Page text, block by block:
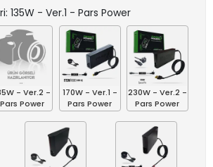
135W - Ver.1 - Pars Power
- Ver.2 -
Pars Power
170W - Ver.1 -
Pars Power
230W - Ver.2 -
Pars Power